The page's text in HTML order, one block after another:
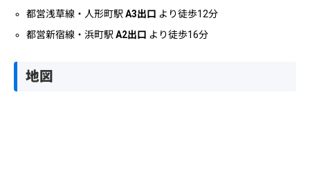
都営浅草線・人形町駅A3出口 より徒歩12分
都営新宿線・浜町駅A2出口 より徒歩16分
地図